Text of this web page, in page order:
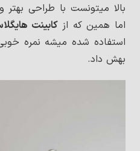
بالا میتونست با طراحی بهتر
اما همین که ازکابینت
استفاده شده میشه نمره
بهش داد.